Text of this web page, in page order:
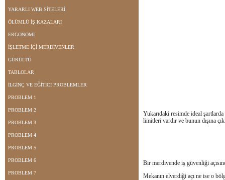
YARARLI WEB SİTELERİ
ÖLÜMLÜ İŞ KAZALARI
ERGONOMİ
İŞLETME İÇİ MERDİVENLER
GÜRÜLTÜ
TABLOLAR
İLGİNÇ VE EĞİTİCİ PROBLEMLER
PROBLEM 1
PROBLEM 2
PROBLEM 3
PROBLEM 4
PROBLEM 5
PROBLEM 6
PROBLEM 7
Yukarıdaki resimde ideal
limitleri vardır ve bunun dışına
Bir merdivende iş güvenliği
Mekanın elverdiği açı ne ise o